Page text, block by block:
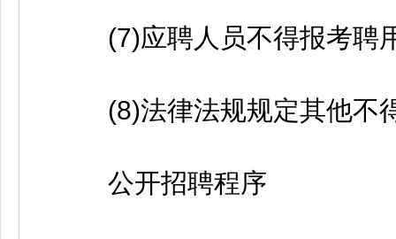
(7)应聘人员不得报考聘
(8)法律法规规定其他不
公开招聘程序